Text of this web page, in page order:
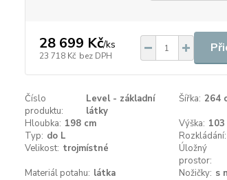
28 699 Kč/ks
23 718 Kč bez DPH
Číslo
produktu:
Level - základní
látky
Šířka: 264
Hloubka: 198 cm Výška:
Typ: do L Rozkládání:
Velikost: trojmístné
Úložný
prostor:
Materiál potahu: látka Nožičky: s